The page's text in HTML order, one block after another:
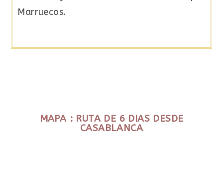
Marruecos.
MAPA : RUTA DE 6 DIAS DESDE
CASABLANCA